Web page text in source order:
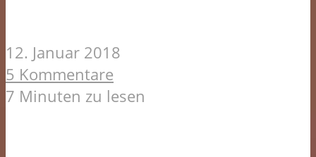
12. Januar 2018
5 Kommentare
7 Minuten zu lesen